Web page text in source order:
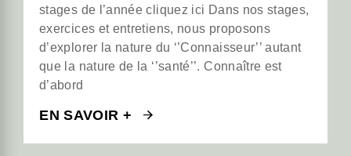
stages de l’année cliquez ici Dans nos stages,
exercices et entretiens, nous proposons
d’explorer la nature du ‘’Connaisseur’’ autant
que la nature de la ‘’santé’’. Connaître est
d’abord
EN SAVOIR +